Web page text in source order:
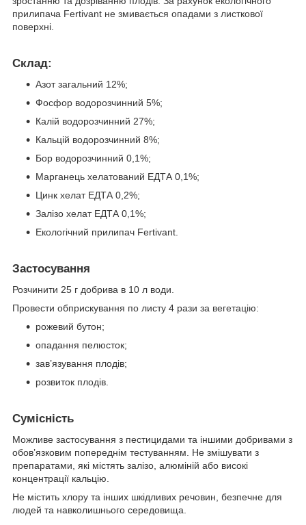
прилипача Fertivant не змивається опадами з листкової
поверхні.
Склад:
Азот загальний 12%;
Фосфор водорозчинний 5%;
Калій водорозчинний 27%;
Кальцій водорозчинний 8%;
Бор водорозчинний 0,1%;
Марганець хелатований ЕДТА 0,1%;
Цинк хелат ЕДТА 0,2%;
Залізо хелат ЕДТА 0,1%;
Екологічний прилипач Fertivant.
Застосування
Розчинити 25 г добрива в 10 л води.
Провести обприскування по листу 4 рази за вегетацію:
рожевий бутон;
опадання пелюсток;
зав’язування плодів;
розвиток плодів.
Сумісність
Можливе застосування з пестицидами та іншими добривами з
обов’язковим попереднім тестуванням. Не змішувати з
препаратами, які містять залізо, алюміній або високі
концентрації кальцію.
Не містить хлору та інших шкідливих речовин, безпечне для
людей та навколишнього середовища.